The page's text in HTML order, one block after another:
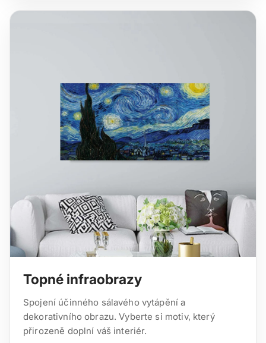
Topné infraobrazy
Spojení účinného sálavého vytápění a
dekorativního obrazu. Vyberte si motiv, který
přirozeně doplní váš interiér.